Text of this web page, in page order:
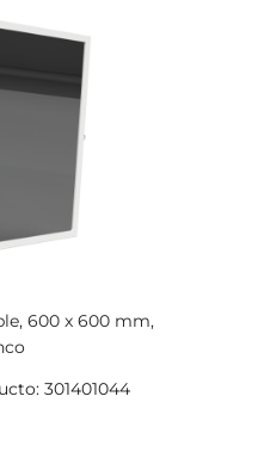
600 x 600 mm,
301401044